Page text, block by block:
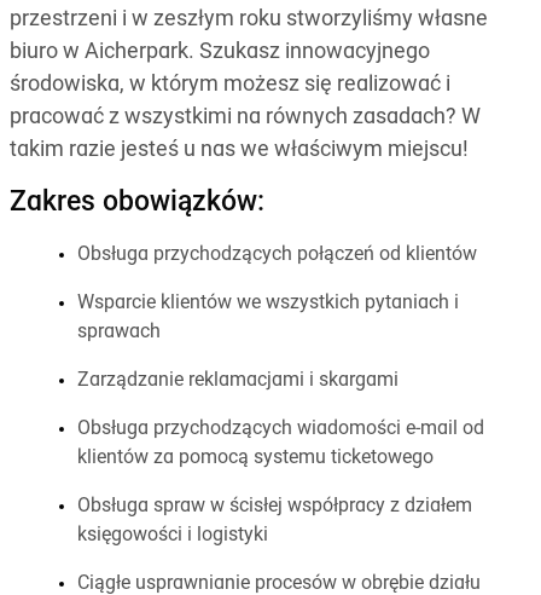
przestrzeni i w zeszłym roku stworzyliśmy własne
biuro w Aicherpark. Szukasz innowacyjnego
środowiska, w którym możesz się realizować i
pracować z wszystkimi na równych zasadach? W
takim razie jesteś u nas we właściwym miejscu!
Zakres obowiązków:
Obsługa przychodzących połączeń od klientów
Wsparcie klientów we wszystkich pytaniach i
sprawach
Zarządzanie reklamacjami i skargami
Obsługa przychodzących wiadomości e-mail od
klientów za pomocą systemu ticketowego
Obsługa spraw w ścisłej współpracy z działem
księgowości i logistyki
Ciągłe usprawnianie procesów w obrębie działu